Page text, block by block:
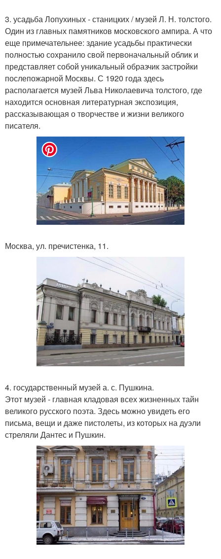
3. усадьба Лопухиных - станицких / музей Л. Н. толстого.
Один из главных памятников московского ампира. А что
еще примечательнее: здание усадьбы практически
полностью сохранило свой первоначальный облик и
представляет собой уникальный образчик застройки
послепожарной Москвы. С 1920 года здесь
располагается музей Льва Николаевича толстого, где
находится основная литературная экспозиция,
рассказывающая о творчестве и жизни великого
писателя.
Москва, ул. пречистенка, 11.
4. государственный музей а. с. Пушкина.
Этот музей - главная кладовая всех жизненных тайн
великого русского поэта. Здесь можно увидеть его
письма, вещи и даже пистолеты, из которых на дуэли
стреляли Дантес и Пушкин.